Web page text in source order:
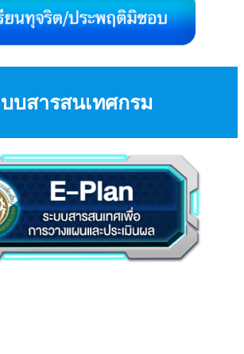
บสารสนเทศกรม